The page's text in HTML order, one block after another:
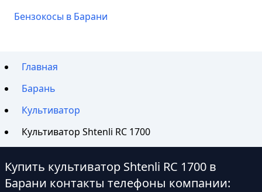
Бензокосы в Барани
Главная
Барань
Культиватор
Культиватор Shtenli RC 1700
Купить культиватор Shtenli RC 1700 в
Барани контакты телефоны компании: